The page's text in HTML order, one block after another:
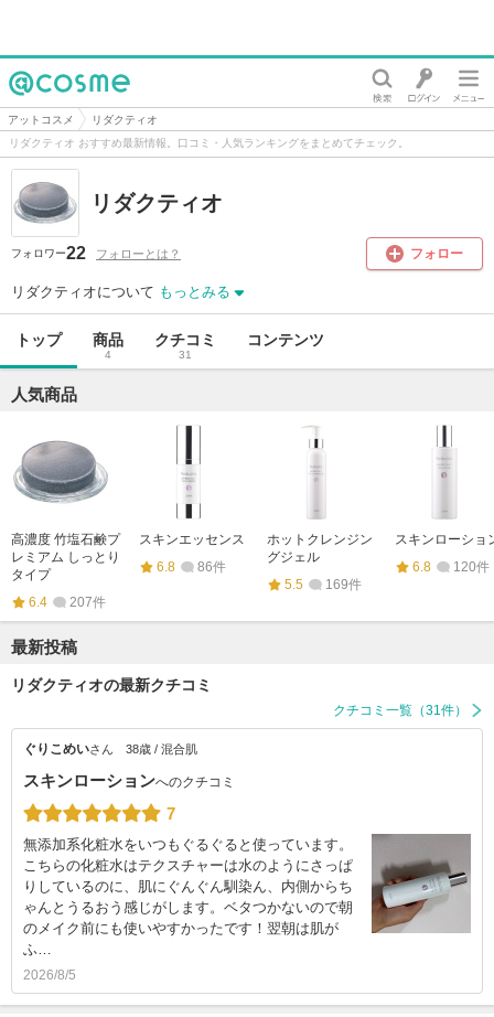
@cosme
アットコスメ
リダクティオ
リダクティオ おすすめ最新情報。口コミ・人気ランキングをまとめてチェック。
リダクティオ
フォロワー22 フォローとは？ フォロー
リダクティオについて もっとみる
トップ 商品
4
クチコミ
31
コンテンツ
人気商品
高濃度 竹塩石鹸プ
レミアム しっとり
タイプ
6.4
207件
スキンエッセンス
6.8
86件
ホットクレンジン
グジェル
5.5
169件
スキンローショ
6.8
120件
最新投稿
リダクティオの最新クチコミ
クチコミ一覧（31件）
ぐりこめいさん 38歳 / 混合肌
スキンローションへのクチコミ
7
無添加系化粧水をいつもぐるぐると使っています。
こちらの化粧水はテクスチャーは水のようにさっぱ
りしているのに、肌にぐんぐん馴染ん、内側からち
ゃんとうるおう感じがします。ベタつかないので朝
のメイク前にも使いやすかったです！翌朝は肌が
ふ…
2026/8/5